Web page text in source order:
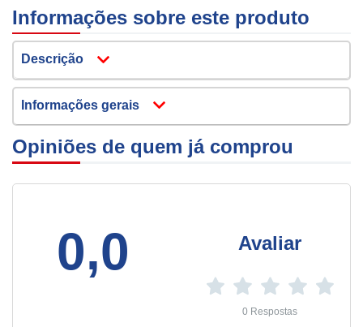
Informações sobre este produto
Descrição
Informações gerais
Opiniões de quem já comprou
0,0 Avaliar
0 Respostas